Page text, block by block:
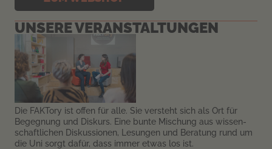
UNSERE VER­AN­STALTUN­GEN
Die FAKTory ist offen für alle. Sie versteht sich als Ort für
Begegnung und Diskurs. Eine bunte Mischung aus wissen­
schaftlichen Diskussion­en, Lesungen und Beratung rund um
die Uni sorgt dafür, dass immer etwas los ist.